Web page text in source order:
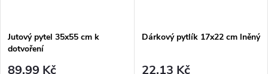
Jutový pytel 35x55 cm k
dotvoření
89,99 Kč
Dárkový pytlík 17x22 cm lněný
22,13 Kč